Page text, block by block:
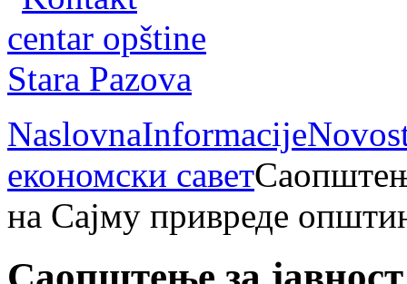
NaslovnaInformacije
економски савет
на Сајму привреде